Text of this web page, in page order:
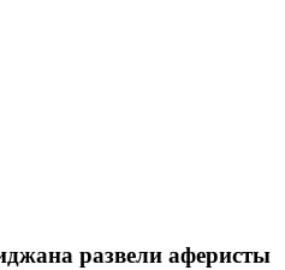
развели аферисты